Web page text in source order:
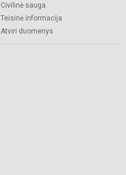
Civilinė sauga
Teisinė informacija
Atviri duomenys